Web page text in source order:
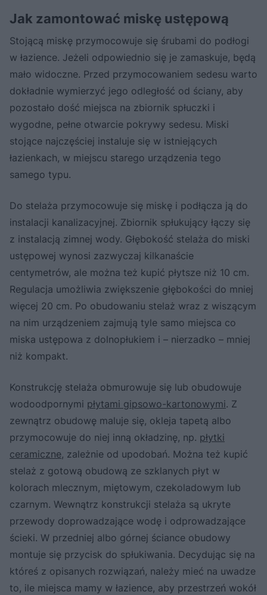
Jak zamontować miskę ustępową
Stojącą miskę przymocowuje się śrubami do podłogi
w łazience. Jeżeli odpowiednio się je zamaskuje, będą
mało widoczne. Przed przymocowaniem sedesu warto
dokładnie wymierzyć jego odległość od ściany, aby
pozostało dość miejsca na zbiornik spłuczki i
wygodne, pełne otwarcie pokrywy sedesu. Miski
stojące najczęściej instaluje się w istniejących
łazienkach, w miejscu starego urządzenia tego
samego typu.
Do stelaża przymocowuje się miskę i podłącza ją do
instalacji kanalizacyjnej. Zbiornik spłukujący łączy się
z instalacją zimnej wody. Głębokość stelaża do miski
ustępowej wynosi zazwyczaj kilkanaście
centymetrów, ale można też kupić płytsze niż 10 cm.
Regulacja umożliwia zwiększenie głębokości do mniej
więcej 20 cm. Po obudowaniu stelaż wraz z wiszącym
na nim urządzeniem zajmują tyle samo miejsca co
miska ustępowa z dolnopłukiem i – nierzadko – mniej
niż kompakt.
Konstrukcję stelaża obmurowuje się lub obudowuje
wodoodpornymi płytami gipsowo-kartonowymi. Z
zewnątrz obudowę maluje się, okleja tapetą albo
przymocowuje do niej inną okładzinę, np. płytki
ceramiczne, zależnie od upodobań. Można też kupić
stelaż z gotową obudową ze szklanych płyt w
kolorach mlecznym, miętowym, czekoladowym lub
czarnym. Wewnątrz konstrukcji stelaża są ukryte
przewody doprowadzające wodę i odprowadzające
ścieki. W przedniej albo górnej ściance obudowy
montuje się przycisk do spłukiwania. Decydując się na
któreś z opisanych rozwiązań, należy mieć na uwadze
to, ile miejsca mamy w łazience, aby przestrzeń wokół